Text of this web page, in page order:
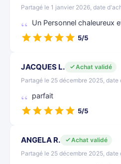
Partagé le 1 janvier 2026, date
Un Personnel chaleureux
5/5
JACQUES L.
Achat validé
Partagé le 25 décembre 2025,
parfait
5/5
ANGELA R.
Achat validé
Partagé le 25 décembre 2025,